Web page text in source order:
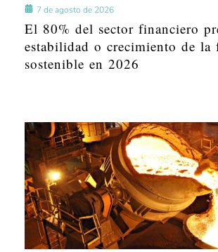
7 de agosto de 2026
El 80% del sector financiero
estabilidad o crecimiento de la
sostenible en 2026